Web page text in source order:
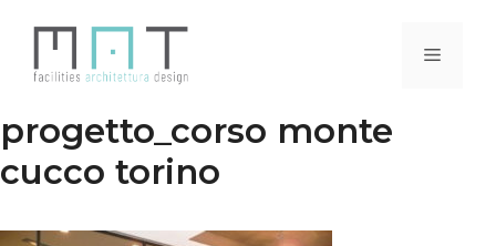
contenuto
Menu
progetto_corso monte
cucco torino